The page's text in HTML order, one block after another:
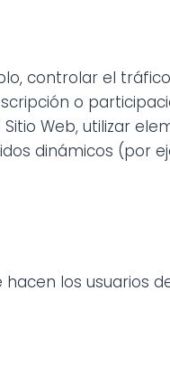
controlar el
o
Web, utilizar
dinámicos (por
los usuarios